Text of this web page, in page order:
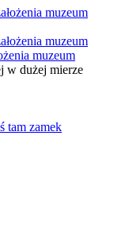
muzeum
w dużej mierze
tam zamek